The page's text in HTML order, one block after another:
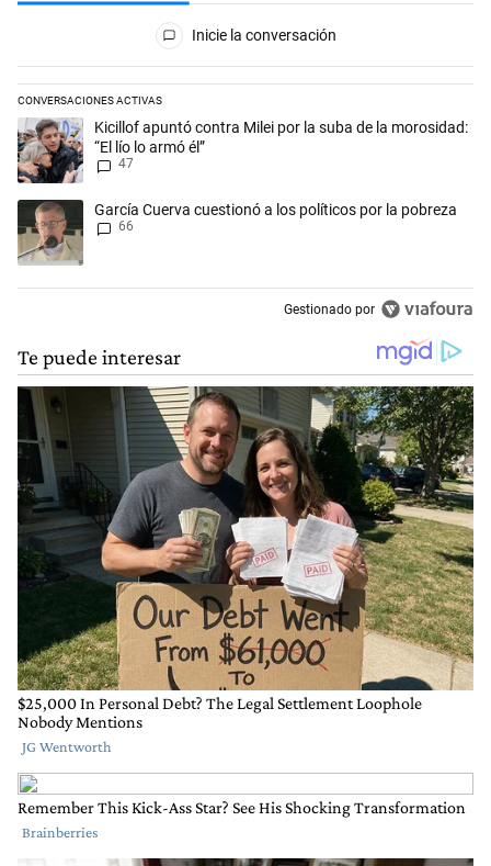
Todos los comentarios
Inicie la conversación
CONVERSACIONES ACTIVAS
Este listado muestra los artículos con más comentarios en los
Un artículo de tendencia con el título "Kicillof apuntó contra Milei por
Kicillof apuntó contra Milei por la suba de la morosidad:
“El lío lo armó él”
47
Un artículo de tendencia con el título "García Cuerva cuestionó a los
García Cuerva cuestionó a los políticos por la pobreza
66
Gestionado por